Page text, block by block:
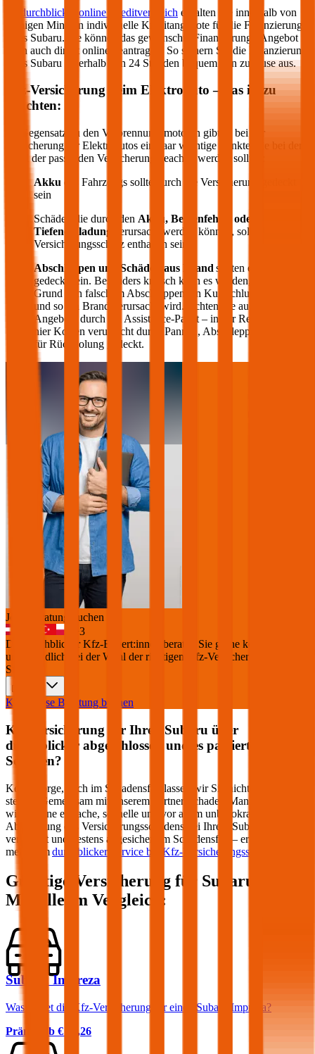
durchblicker online Kreditvergleich erhalten Sie innerhalb von
wenigen Minuten individuelle Kreditangebote für die Finanzierung
Ihres Subaru. Sie können das gewünschte Finanzierungs-Angebot
dann auch direkt online beantragen. So sichern Sie die Finanzierung
IhresSubaru innerhalb von 24 Stunden bequem von zuhause aus.
Kfz-Versicherung beim Elektroauto – das ist zu
beachten:
Im Gegensatz zu den Verbrennungsmotoren gibt es bei der
Versicherung für Elektroautos ein paar wichtige Punkte, die bei der
Wahl der passenden Versicherung beachtet werden sollten:
Akku des Fahrzeugs sollte durch die Versicherung gedeckt
sein
Schäden die durch den Akku, Bedienfehler oder
Tiefenentladung
verursacht werden können, sollten im
Versicherungsschutz enthalten sein
Abschleppen und Schäden aus Brand sollten ebenfalls
gedeckt sein. Besonders kritisch kann es werden, wenn auf
Grund von falschem Abschleppen ein Kurzschluss entsteht
und so ein Brand verursacht wird. Achten Sie auch auf die
Angebote durch ein Assistance-Paket – in der Regel werden
hier Kosten verursacht durch Pannen, Abschleppen oder auch
für Rückholung gedeckt.
Jetzt Beratung buchen
+3
Die durchblicker Kfz-Expert:innen beraten Sie gerne kostenlos &
unverbindlich bei der Wahl der richtigen Kfz-Versicherung für Ihren
Subaru
Kostenlose Beratung buchen
Kfz Versicherung für Ihren Subaru über
durchblicker abgeschlossen und es passiert ein
Schaden?
Keine Sorge, auch im Schadensfall lassen wir Sie nicht im Regen
stehen! Gemeinsam mit unserem Partner Schaden-Manager sorgen
wir für eine einfache, schnelle und vor allem unbürokratische
Abwicklung des Versicherungsschadens bei Ihrem Subaru
versichert und bestens abgesichert im Schadensfall – erfahren Sie
mehr zumdurchblicker Service bei Kfz-Versicherungsschäden
Günstige Versicherung für Subaru
Modelle im Vergleich:
Subaru Impreza
Was kostet die Kfz-Versicherung für einen Subaru Impreza?
Prämie ab € 60,26